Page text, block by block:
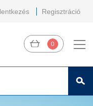
Regisztráció
0